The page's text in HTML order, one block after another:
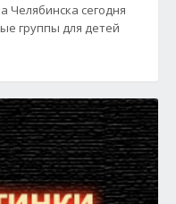
Челябинска сегодня
группы для детей